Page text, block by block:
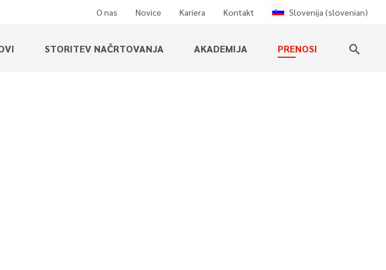
O nas Novice Kariera Kontakt Slovenija (slovenian)
STORITEV NAČRTOVANJA AKADEMIJA PRENOSI search